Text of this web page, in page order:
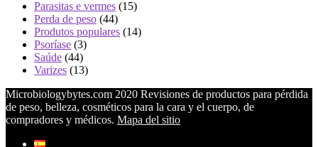
Parasitas e vermes (15)
Perda de peso (44)
Produtos populares (14)
Psoríase (3)
Saúde (44)
Varizes (13)
Microbiologybytes.com 2020 Revisiones de productos para pérdida
de peso, belleza, cosméticos para la cara y el cuerpo, de
compradores y médicos. Mapa del sitio